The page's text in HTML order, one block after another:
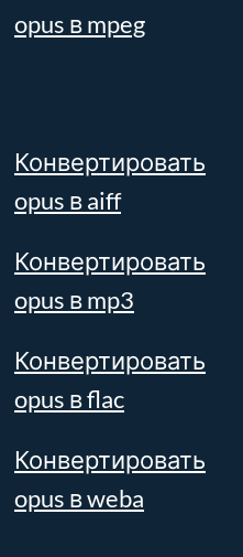
opus в mpeg
Конвертировать
opus в aiff
Конвертировать
opus в mp3
Конвертировать
opus в flac
Конвертировать
opus в weba